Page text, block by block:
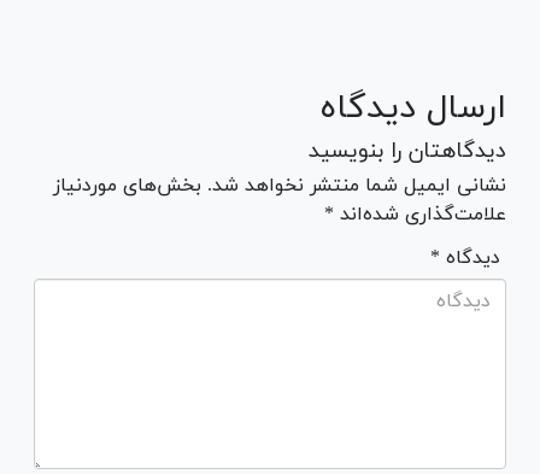
ارسال دیدگاه
دیدگاهتان را بنویسید
نشانی ایمیل شما منتشر نخواهد شد. بخش‌های موردنیاز
علامت‌گذاری شده‌اند *
* دیدگاه